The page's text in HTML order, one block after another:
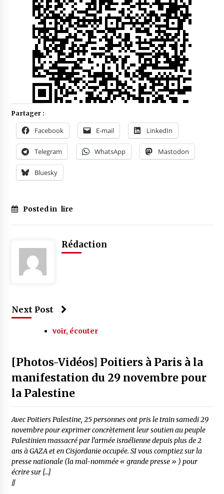
Partager :
Facebook E-mail LinkedIn
Telegram WhatsApp Mastodon
Bluesky
Posted in lire
Rédaction
Next Post
voir, écouter
[Photos-Vidéos] Poitiers à Paris à la
manifestation du 29 novembre pour
la Palestine
Avec Poitiers Palestine, 25 personnes ont pris le train samedi 29
novembre pour exprimer concrètement leur soutien au peuple
Palestinien massacré par l’armée israélienne depuis plus de 2
ans à GAZA et en Cisjordanie occupée. SI vous comptiez sur la
presse nationale (la mal-nommée « grande presse » ) pour
écrire sur […]
//